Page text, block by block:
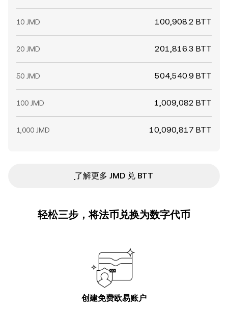
10 JMD 100,908.2 BTT
20 JMD 201,816.3 BTT
50 JMD 504,540.9 BTT
100 JMD 1,009,082 BTT
1,000 JMD 10,090,817 BTT
ִִִִִִִִִִִִִִִִִִִִִִִִִִִִִִִִִִִִִִִִִִִִִִִ了解更多 JMD 兑 BTT
轻松三步，将法币兑换为数字代币
创建免费欧易账户